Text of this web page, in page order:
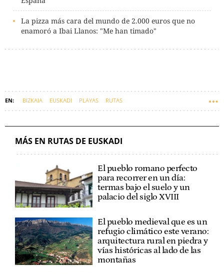
La pizza más cara del mundo de 2.000 euros que no
enamoró a Ibai Llanos: "Me han timado"
BIZKAIA EUSKADI PLAYAS RUTAS
MÁS EN RUTAS DE EUSKADI
El pueblo romano perfecto
para recorrer en un día:
termas bajo el suelo y un
palacio del siglo XVIII
El pueblo medieval que es un
refugio climático este verano:
arquitectura rural en piedra y
vías históricas al lado de las
montañas